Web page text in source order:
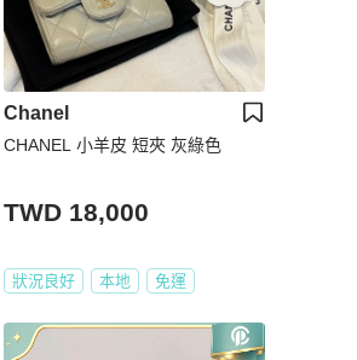
Chanel
CHANEL 小羊皮 短夾 灰綠色
TWD 18,000
狀況良好 本地 免運